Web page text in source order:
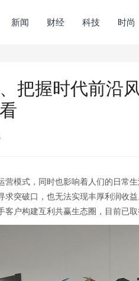
新闻 财经 科技 时尚
把握时代前沿
营模式，同时也影响着人们的日常
突破口，也无法实现丰厚利润收
户构建互利共赢生态圈，目前已